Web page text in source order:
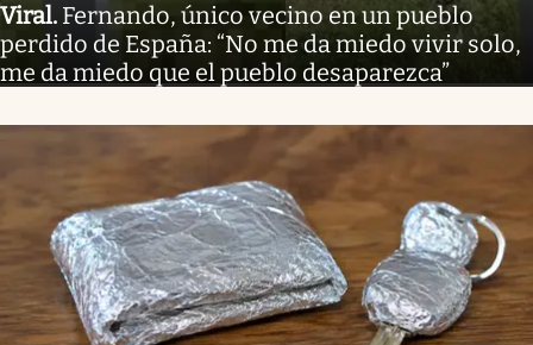
Viral. Fernando, único vecino en un pueblo
perdido de España: “No me da miedo vivir solo,
me da miedo que el pueblo desaparezca”